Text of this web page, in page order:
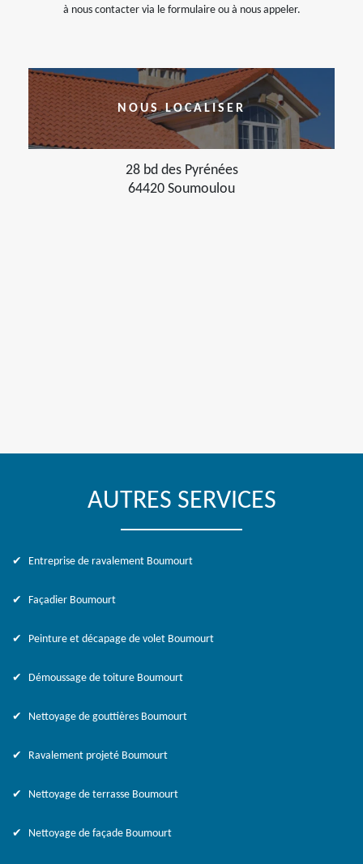
à nous contacter via le formulaire ou à nous appeler.
NOUS LOCALISER
28 bd des Pyrénées
64420 Soumoulou
AUTRES SERVICES
Entreprise de ravalement Boumourt
Façadier Boumourt
Peinture et décapage de volet Boumourt
Démoussage de toiture Boumourt
Nettoyage de gouttières Boumourt
Ravalement projeté Boumourt
Nettoyage de terrasse Boumourt
Nettoyage de façade Boumourt